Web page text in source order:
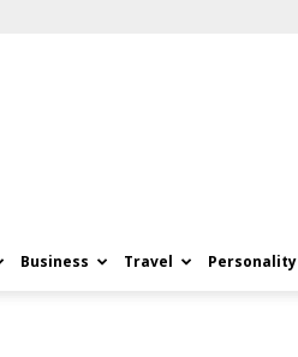
Business Travel Personality